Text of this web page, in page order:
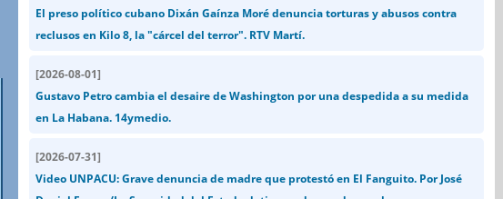
El preso político cubano Dixán Gaínza Moré denuncia torturas y abusos contra
reclusos en Kilo 8, la "cárcel del terror". RTV Martí.
[2026-08-01]
Gustavo Petro cambia el desaire de Washington por una despedida a su medida
en La Habana. 14ymedio.
[2026-07-31]
Video UNPACU: Grave denuncia de madre que protestó en El Fanguito. Por José